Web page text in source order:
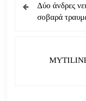
λ
Δύο άνδρες
σοβαρά